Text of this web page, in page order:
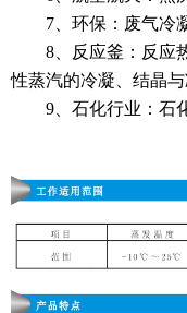
7、环保：废气冷
8、反应釜：反应热
性蒸汽的冷凝、结晶
9、石化行业：石化